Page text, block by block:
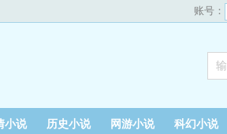
账号：
小说 历史小说 网游小说 科幻小说